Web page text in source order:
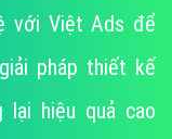
với Việt Ads để
pháp thiết kế
lại hiệu quả cao